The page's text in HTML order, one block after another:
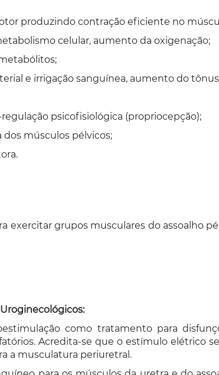
produzindo contração eficiente no
celular, aumento da oxigenação;
e irrigação sanguínea, aumento do
psicofisiológica (propriocepção);
músculos pélvicos;
exercitar grupos musculares do assoalho
como tratamento para
Acredita-se que o estímulo elétrico
a musculatura periuretral.